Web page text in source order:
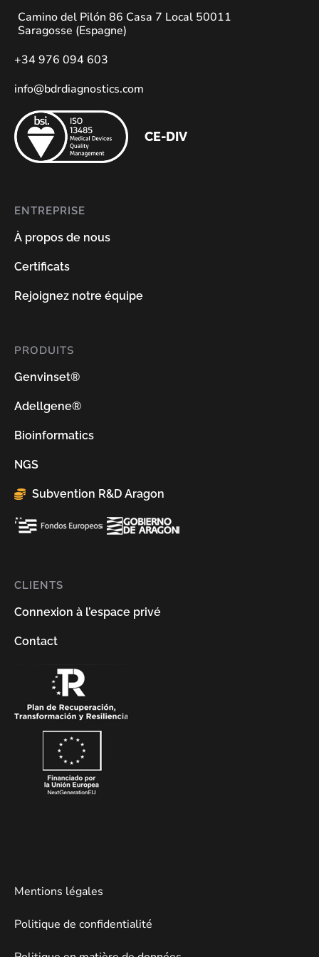
Camino del Pilón 86 Casa 7 Local 50011
Saragosse (Espagne)
+34 976 094 603
info@bdrdiagnostics.com
CE-DIV
ENTREPRISE
À propos de nous
Certificats
Rejoignez notre équipe
PRODUITS
Genvinset®
Adellgene®
Bioinformatics
NGS
Subvention R&D Aragon
CLIENTS
Connexion à l’espace privé
Contact
Mentions légales
Politique de confidentialité